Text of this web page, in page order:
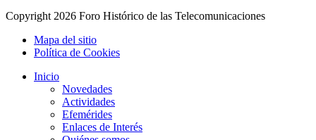
Copyright2026 Foro Histórico de las Telecomunicaciones
Mapa del sitio
Política de Cookies
Inicio
Novedades
Actividades
Efemérides
Enlaces de Interés